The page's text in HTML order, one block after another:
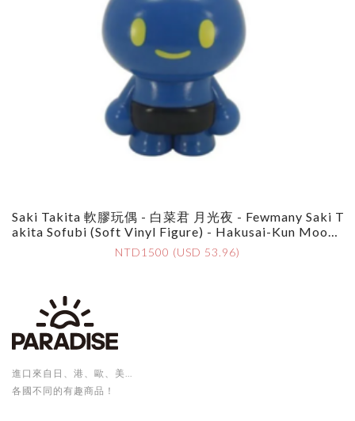
Saki Takita 軟膠玩偶 - 白菜君 月光夜 - Fewmany Saki T
Akita Sofubi (Soft Vinyl Figure) - Hakusai-Kun Moonli
Ght Night
NTD1500 (USD 53.96)
進口來自日、港、歐、美...
各國不同的有趣商品！